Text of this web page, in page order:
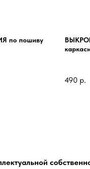
по пошиву
490 р.